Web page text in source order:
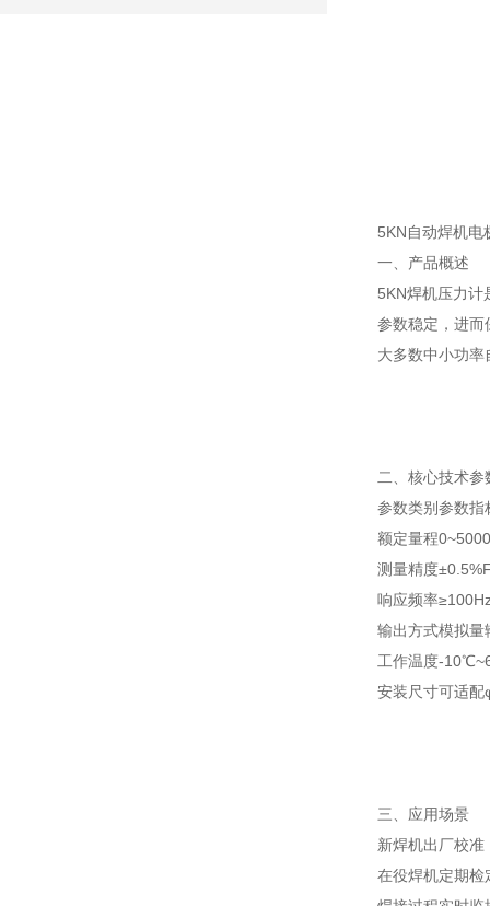
5KN自动焊机电
一、产品概述
5KN焊机压力计
参数稳定，进而
大多数中小功
二、核心技术参
参数类别参数指
额定量程
测量精度
响应频率
输出方式模拟量
工作温度-
安装尺寸可适配
三、应用场景
新焊机出厂校
在役焊机定期检